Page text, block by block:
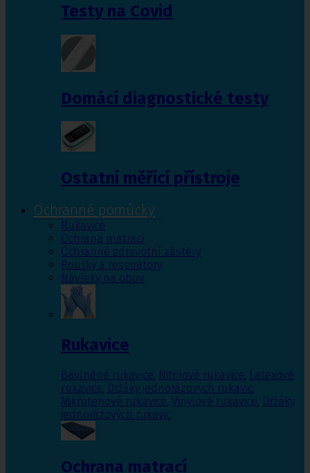
Testy na Covid
Domácí diagnostické testy
Ostatní měřící přístroje
Ochranné pomůcky
Rukavice
Ochrana matrací
Ochranné zdravotní zástěry
Roušky a respirátory
Návleky na obuv
Rukavice
Bavlněné rukavice, Nitrilové rukavice, Latexové
rukavice, Držáky jednorázových rukavic,
Mikrotenové rukavice, Vinylové rukavice, Držáky
jednorázových rukavic
Ochrana matrací